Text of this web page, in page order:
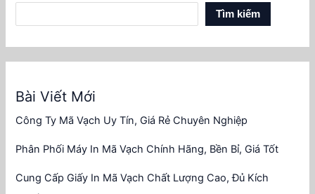
Tìm kiếm
Bài Viết Mới
Công Ty Mã Vạch Uy Tín, Giá Rẻ Chuyên Nghiệp
Phân Phối Máy In Mã Vạch Chính Hãng, Bền Bỉ, Giá Tốt
Cung Cấp Giấy In Mã Vạch Chất Lượng Cao, Đủ Kích